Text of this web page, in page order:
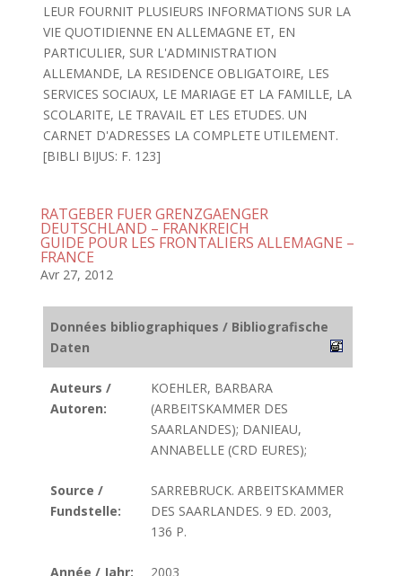
LEUR FOURNIT PLUSIEURS INFORMATIONS SUR LA
VIE QUOTIDIENNE EN ALLEMAGNE ET, EN
PARTICULIER, SUR L'ADMINISTRATION
ALLEMANDE, LA RESIDENCE OBLIGATOIRE, LES
SERVICES SOCIAUX, LE MARIAGE ET LA FAMILLE, LA
SCOLARITE, LE TRAVAIL ET LES ETUDES. UN
CARNET D'ADRESSES LA COMPLETE UTILEMENT.
[BIBLI BIJUS: F. 123]
RATGEBER FUER GRENZGAENGER
DEUTSCHLAND – FRANKREICH
GUIDE POUR LES FRONTALIERS ALLEMAGNE –
FRANCE
Avr 27, 2012
Données bibliographiques / Bibliografische
Daten
Auteurs /
Autoren:
KOEHLER, BARBARA
(ARBEITSKAMMER DES
SAARLANDES); DANIEAU,
ANNABELLE (CRD EURES);
Source /
Fundstelle:
SARREBRUCK. ARBEITSKAMMER
DES SAARLANDES. 9 ED. 2003,
136 P.
Année / Jahr: 2003